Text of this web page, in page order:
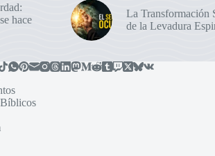
hace
La Transformación
de la Levadura